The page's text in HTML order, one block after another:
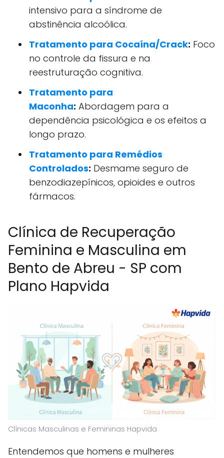
intensivo para a síndrome de
abstinência alcoólica.
Tratamento para Cocaína/Crack: Foco
no controle da fissura e na
reestruturação cognitiva.
Tratamento para
Maconha: Abordagem para a
dependência psicológica e os efeitos a
longo prazo.
Tratamento para Remédios
Controlados: Desmame seguro de
benzodiazepínicos, opioides e outros
fármacos.
Clínica de Recuperação
Feminina e Masculina em
Bento de Abreu - SP com
Plano Hapvida
Clínicas Masculinas e Femininas Hapvida
Entendemos que homens e mulheres